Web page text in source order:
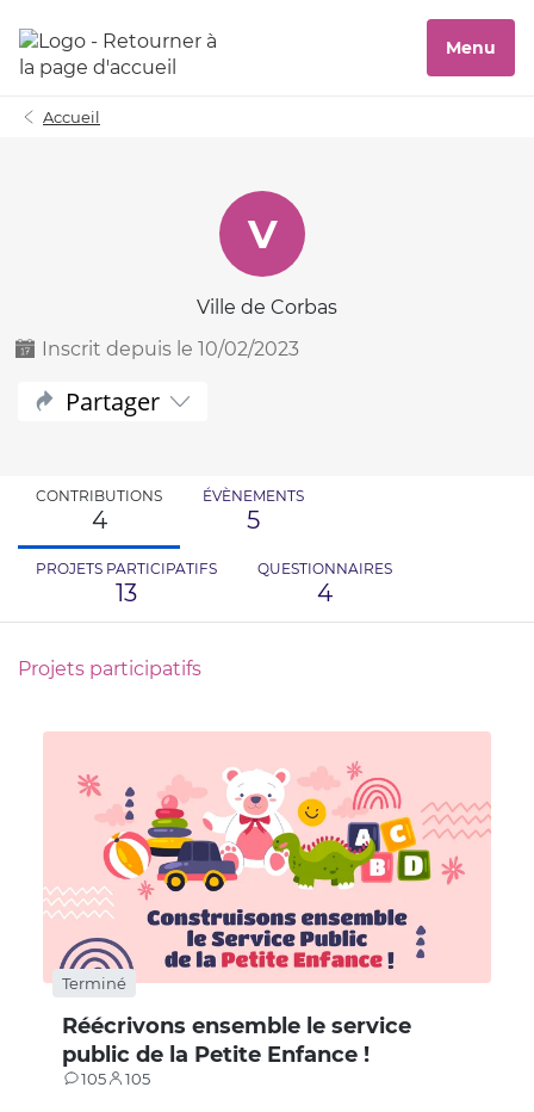
Menu
Accueil
V
Ville de Corbas
Inscrit depuis le 10/02/2023
Partager
CONTRIBUTIONS
4
ÉVÈNEMENTS
5
PROJETS PARTICIPATIFS
13
QUESTIONNAIRES
4
Projets participatifs
Terminé
Réécrivons ensemble le service
public de la Petite Enfance !
105
Contributions
105
Participants